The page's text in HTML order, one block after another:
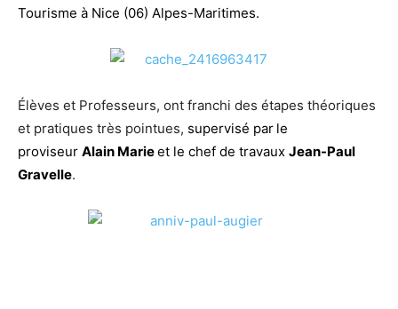
Tourisme à Nice (06) Alpes-Maritimes.
Élèves et Professeurs, ont franchi des étapes théoriques
et pratiques très pointues, supervisé par le
proviseur Alain Marieet le chef de travaux Jean-Paul
Gravelle.